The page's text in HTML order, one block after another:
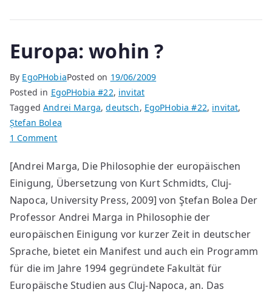
Europa: wohin ?
By EgoPHobiaPosted on 19/06/2009
Posted in EgoPHobia #22, invitat
TaggedAndrei Marga,deutsch, EgoPHobia #22, invitat,
Ștefan Bolea
1 Commenton
wohin
?
[Andrei Marga, Die Philosophie der europäischen
Einigung, Übersetzung von Kurt Schmidts, Cluj-
Napoca, University Press, 2009] von Ştefan Bolea Der
Professor Andrei Marga in Philosophie der
europäischen Einigung vor kurzer Zeit in deutscher
Sprache, bietet ein Manifest und auch ein Programm
für die im Jahre 1994 gegründete Fakultät für
Europäische Studien aus Cluj-Napoca, an. Das